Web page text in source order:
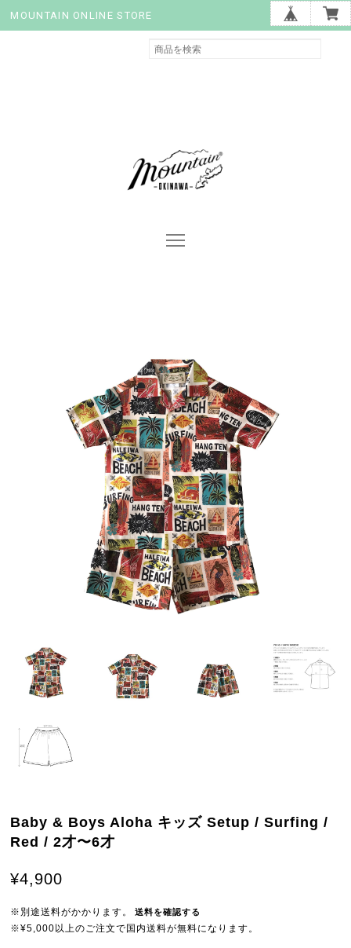
MOUNTAIN ONLINE STORE
Baby & Boys Aloha キッズ Setup / Surfing /
Red / 2才〜6才
¥4,900
※別途送料がかかります。 送料を確認する
※¥5,000以上のご注文で国内送料が無料になります。